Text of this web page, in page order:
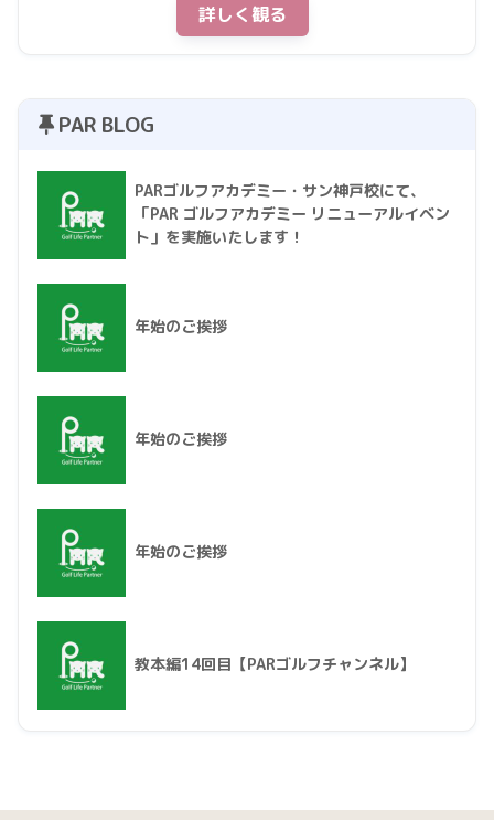
詳しく観る
PAR BLOG
PARゴルフアカデミー・サン神戸校にて、
「PAR ゴルフアカデミー リニューアルイベン
ト」を実施いたします！
年始のご挨拶
年始のご挨拶
年始のご挨拶
教本編14回目【PARゴルフチャンネル】